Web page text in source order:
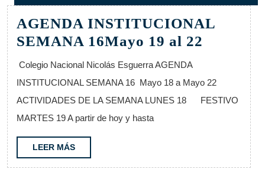
mayo,
2026
AGENDA INSTITUCIONAL
SEMANA 16Mayo 19 al 22
16Mayo
Colegio Nacional Nicolás Esguerra AGENDA
INSTITUCIONAL SEMANA 16 Mayo 18 a Mayo 22
ACTIVIDADES DE LA SEMANA LUNES 18 FESTIVO
MARTES 19 A partir de hoy y hasta
LEER MÁSLEER
MÁS